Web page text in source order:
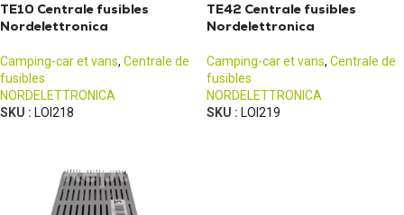
TE10 Centrale fusibles
Nordelettronica
Camping-car et vans, Centrale de
fusibles
NORDELETTRONICA
SKU : LOI218
TE42 Centrale fusibles
Nordelettronica
Camping-car et vans, Centrale de
fusibles
NORDELETTRONICA
SKU : LOI219